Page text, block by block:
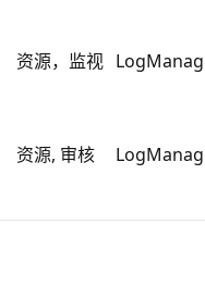
资源，监视
资源, 审核